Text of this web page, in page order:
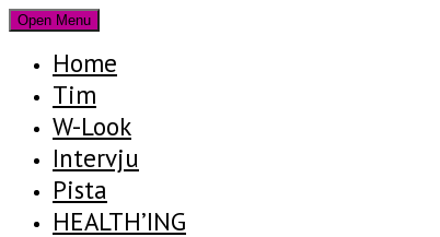
Open Menu
Home
Tim
W-Look
Intervju
Pista
HEALTH’ING